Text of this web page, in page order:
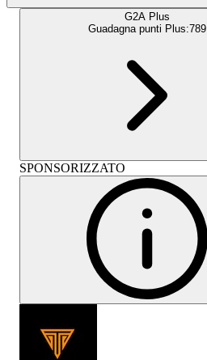
G2A Plus
Guadagna punti Plus:789
SPONSORIZZATO